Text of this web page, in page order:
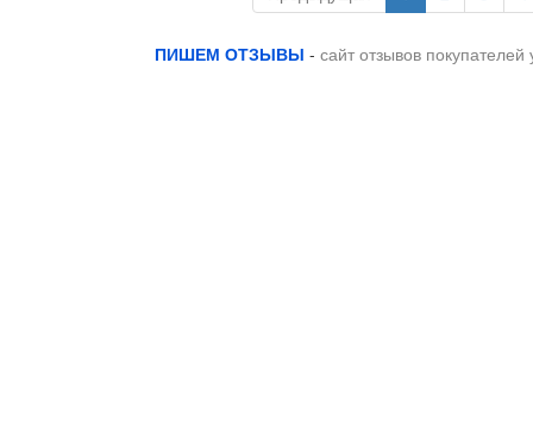
ПИШЕМ ОТЗЫВЫ - сайт отзывов покупателей